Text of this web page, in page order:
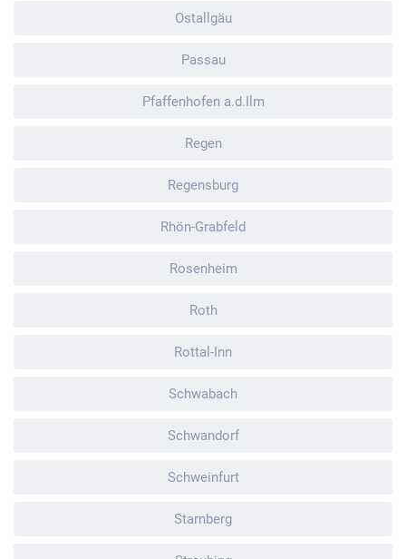
Ostallgäu
Passau
Pfaffenhofen a.d.Ilm
Regen
Regensburg
Rhön-Grabfeld
Rosenheim
Roth
Rottal-Inn
Schwabach
Schwandorf
Schweinfurt
Starnberg